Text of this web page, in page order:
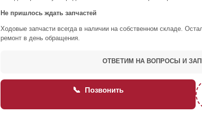
Не пришлось ждать запчастей
Ходовые запчасти всегда в наличии на собственном складе.
ремонт в день обращения.
ОТВЕТИМ НА ВОПРОСЫ И
📞 Позвонить